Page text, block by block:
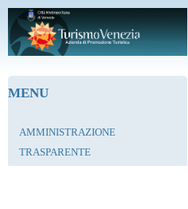
Salta al contenuto principale
MENU
AMMINISTRAZIONE
TRASPARENTE